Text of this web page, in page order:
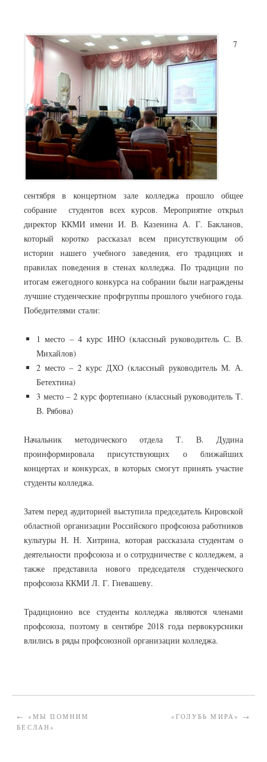
7
сентября в концертном зале колледжа прошло общее
собрание студентов всех курсов. Мероприятие открыл
директор ККМИ имени И. В. Казенина А. Г. Бакланов,
который коротко рассказал всем присутствующим об
истории нашего учебного заведения, его традициях и
правилах поведения в стенах колледжа. По традиции по
итогам ежегодного конкурса на собрании были награждены
лучшие студенческие профгруппы прошлого учебного года.
Победителями стали:
1 место – 4 курс ИНО (классный руководитель С. В.
Михайлов)
2 место – 2 курс ДХО (классный руководитель М. А.
Бетехтина)
3 место – 2 курс фортепиано (классный руководитель Т.
В. Рябова)
Начальник методического отдела Т. В. Дудина
проинформировала присутствующих о ближайших
концертах и конкурсах, в которых смогут принять участие
студенты колледжа.
Затем перед аудиторией выступила председатель Кировской
областной организации Российского профсоюза работников
культуры Н. Н. Хитрина, которая рассказала студентам о
деятельности профсоюза и о сотрудничестве с колледжем, а
также представила нового председателя студенческого
профсоюза ККМИ Л. Г. Гневашеву.
Традиционно все студенты колледжа являются членами
профсоюза, поэтому в сентябре 2018 года первокурсники
влились в ряды профсоюзной организации колледжа.
←
«МЫ ПОМНИМ
БЕСЛАН»
«ГОЛУБЬ МИРА» →